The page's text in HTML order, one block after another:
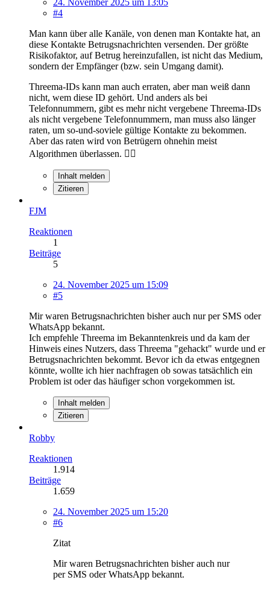
#4
Man kann über alle Kanäle, von denen man Kontakte hat, an
diese Kontakte Betrugsnachrichten versenden. Der größte
Risikofaktor, auf Betrug hereinzufallen, ist nicht das Medium,
sondern der Empfänger (bzw. sein Umgang damit).
Threema-IDs kann man auch erraten, aber man weiß dann
nicht, wem diese ID gehört. Und anders als bei
Telefonnummern, gibt es mehr nicht vergebene Threema-IDs
als nicht vergebene Telefonnummern, man muss also länger
raten, um so-und-soviele gültige Kontakte zu bekommen.
Aber das raten wird von Betrügern ohnehin meist
Algorithmen überlassen. 🤷‍♂️
Inhalt melden
Zitieren
FJM
Reaktionen
1
Beiträge
5
24. November 2025 um 15:09
#5
Mir waren Betrugsnachrichten bisher auch nur per SMS oder
WhatsApp bekannt.
Ich empfehle Threema im Bekanntenkreis und da kam der
Hinweis eines Nutzers, dass Threema "gehackt" wurde und er
Betrugsnachrichten bekommt. Bevor ich da etwas entgegnen
könnte, wollte ich hier nachfragen ob sowas tatsächlich ein
Problem ist oder das häufiger schon vorgekommen ist.
Inhalt melden
Zitieren
Robby
Reaktionen
1.914
Beiträge
1.659
24. November 2025 um 15:20
#6
Zitat
Mir waren Betrugsnachrichten bisher auch nur
per SMS oder WhatsApp bekannt.